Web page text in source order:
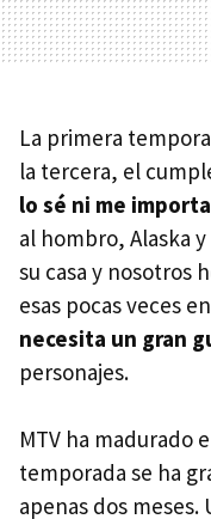
La primera
la tercera, el
lo sé ni me importa
al hombro, Alaska
su casa y nosotros
esas pocas veces
necesita un gran
personajes.
MTV ha madurado
temporada se ha
apenas dos meses.